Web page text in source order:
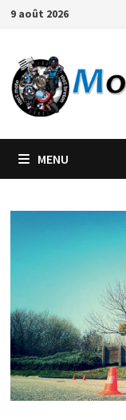
Passer
contenu
9 août 2026
MENU